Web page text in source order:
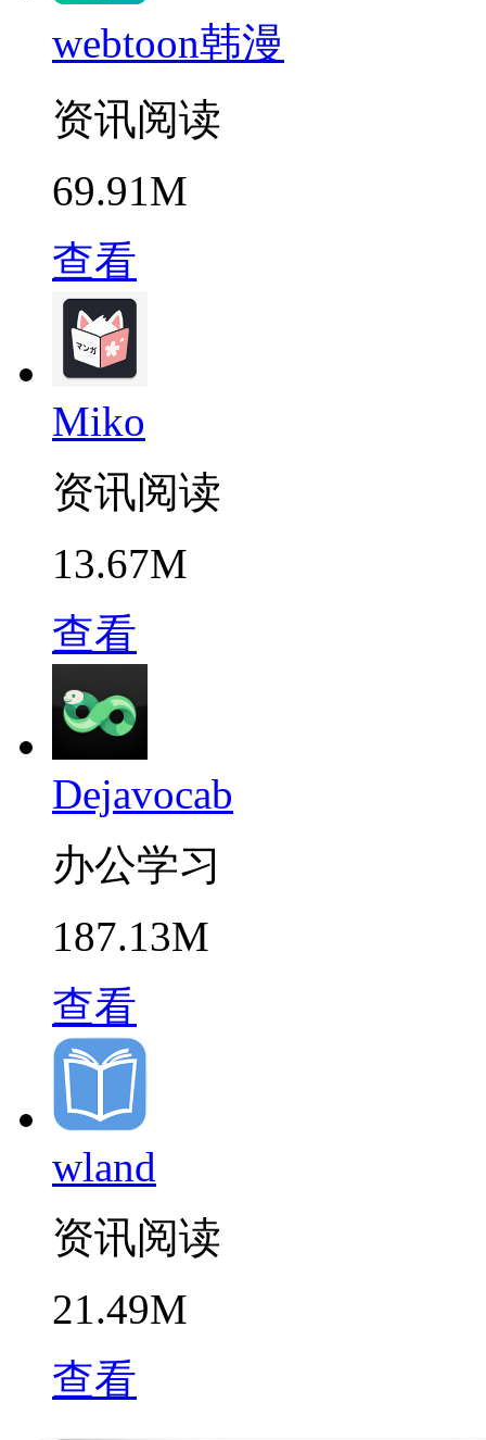
webtoon韩漫
资讯阅读
69.91M
查看
Miko
资讯阅读
13.67M
查看
Dejavocab
办公学习
187.13M
查看
wland
资讯阅读
21.49M
查看